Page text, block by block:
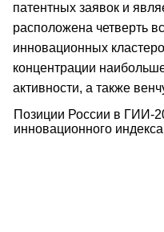
патентных заявок и
расположена четверть
инновационных
концентрации
активности, а также
Позиции России в ГИИ-
инновационного